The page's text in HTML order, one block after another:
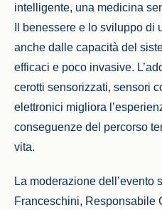
intelligente, una medicina
Il benessere e lo sviluppo
anche dalle capacità del
efficaci e poco invasive.
cerotti sensorizzati, sensori
elettronici migliora
conseguenze del percorso
vita.
La moderazione dell’evento
Franceschini, Responsabile